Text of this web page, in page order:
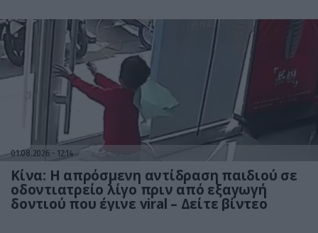
01.08.2026 12:14
Κίνα: Η απρόσμενη αντίδραση παιδιού σε
οδοντιατρείο λίγο πριν από εξαγωγή
δοντιού που έγινε viral – Δείτε βίντεο